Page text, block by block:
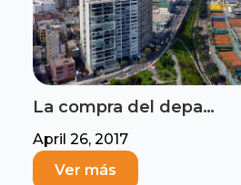
La compra del depa…
April 26, 2017
Ver más